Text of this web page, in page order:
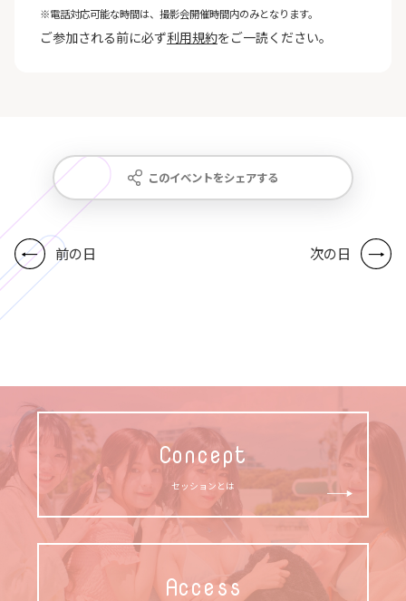
※電話対応可能な時間は、撮影会開催時間内のみとなります。
ご参加される前に必ず利用規約をご一読ください。
このイベントをシェアする
前の日 次の日
Concept
セッションとは
Access